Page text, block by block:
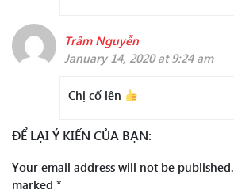
Trâm Nguyễn
January 14, 2020 at 9:24 am
Chị cố lên
ĐỂ LẠI Ý KIẾN CỦA BẠN:
Your email address will not be published.
marked *